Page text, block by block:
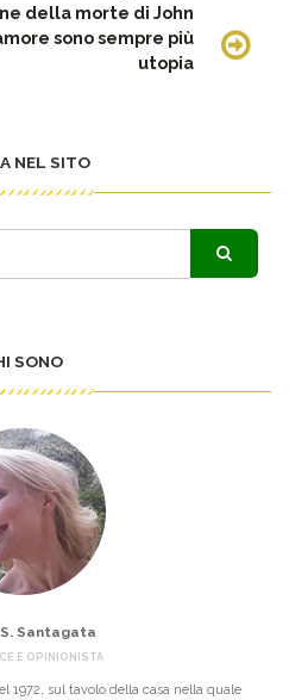
della morte di John
sono sempre più
utopia
NEL SITO
SONO
Santagata
E OPINIONISTA
1972, sul tavolo della casa nella quale